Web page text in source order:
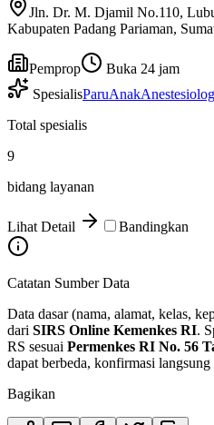
Jln. Dr. M. Djamil No.110,
Kabupaten Padang Pariaman,
Pemprop
Buka 24 jam
SpesialisParuAnak
Total spesialis
9
bidang layanan
Lihat Detail Bandingkan
Catatan Sumber Data
Data dasar (nama, alamat, kelas,
dari SIRS Online Kemenkes RI.
RS sesuai Permenkes RI No. 56
dapat berbeda, konfirmasi
Bagikan